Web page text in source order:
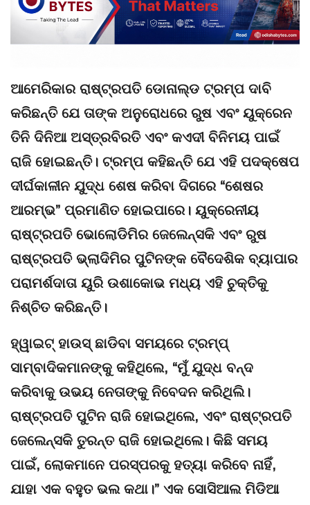
ଆମେରିକାର ରାଷ୍ଟ୍ରପତି ଡୋନାଲ୍ଡ ଟ୍ରମ୍ପ ଦାବି
କରିଛନ୍ତି ଯେ ତାଙ୍କ ଅନୁରୋଧରେ ରୁଷ ଏବଂ ୟୁକ୍ରେନ
ତିନି ଦିନିଆ ଅସ୍ତ୍ରବିରତି ଏବଂ କଏଦୀ ବିନିମୟ ପାଇଁ
ରାଜି ହୋଇଛନ୍ତି। ଟ୍ରମ୍ପ କହିଛନ୍ତି ଯେ ଏହି ପଦକ୍ଷେପ
ଦୀର୍ଘକାଳୀନ ଯୁଦ୍ଧ ଶେଷ କରିବା ଦିଗରେ “ଶେଷର
ଆରମ୍ଭ” ପ୍ରମାଣିତ ହୋଇପାରେ। ୟୁକ୍ରେନୀୟ
ରାଷ୍ଟ୍ରପତି ଭୋଲୋଡିମିର ଜେଲେନ୍ସକି ଏବଂ ରୁଷ
ରାଷ୍ଟ୍ରପତି ଭ୍ଲାଦିମିର ପୁଟିନଙ୍କ ବୈଦେଶିକ ବ୍ୟାପାର
ପରାମର୍ଶଦାତା ୟୁରି ଉଶାକୋଭ ମଧ୍ୟ ଏହି ଚୁକ୍ତିକୁ
ନିଶ୍ଚିତ କରିଛନ୍ତି।
ହ୍ୱାଇଟ୍ ହାଉସ୍ ଛାଡିବା ସମୟରେ ଟ୍ରମ୍ପ୍
ସାମ୍ବାଦିକମାନଙ୍କୁ କହିଥିଲେ, “ମୁଁ ଯୁଦ୍ଧ ବନ୍ଦ
କରିବାକୁ ଉଭୟ ନେତାଙ୍କୁ ନିବେଦନ କରିଥିଲି।
ରାଷ୍ଟ୍ରପତି ପୁଟିନ ରାଜି ହୋଇଥିଲେ, ଏବଂ ରାଷ୍ଟ୍ରପତି
ଜେଲେନ୍ସକି ତୁରନ୍ତ ରାଜି ହୋଇଥିଲେ। କିଛି ସମୟ
ପାଇଁ, ଲୋକମାନେ ପରସ୍ପରକୁ ହତ୍ୟା କରିବେ ନାହିଁ,
ଯାହା ଏକ ବହୁତ ଭଲ କଥା।” ଏକ ସୋସିଆଲ ମିଡିଆ